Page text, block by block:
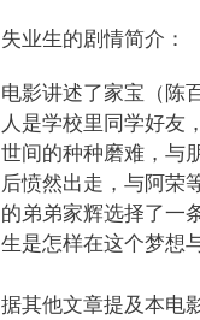
失业生的剧情简介：
电影讲述了家宝（陈
人是学校里同学好友
世间的种种磨难，与
后愤然出走，与阿荣
的弟弟家辉选择了一
生是怎样在这个梦想
据其他文章提及本电